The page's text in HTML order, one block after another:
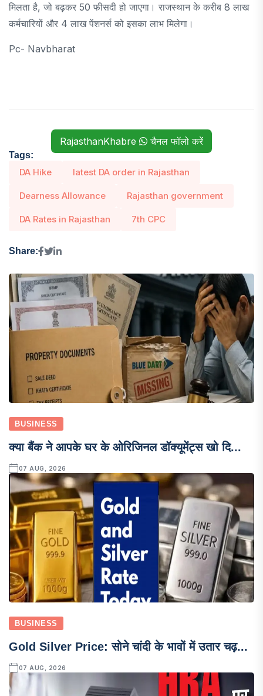
मिलता है, जो बढ़कर 50 फीसदी हो जाएगा। राजस्थान के करीब 8 लाख
कर्मचारियों और 4 लाख पेंशनर्स को इसका लाभ मिलेगा।
Pc- Navbharat
RajasthanKhabre चैनल फॉलो करें
Tags:
DA Hike latest DA order in Rajasthan
Dearness Allowance Rajasthan government
DA Rates in Rajasthan 7th CPC
Share:
BUSINESS
क्या बैंक ने आपके घर के ओरिजिनल डॉक्यूमेंट्स खो दि...
07 AUG, 2026
BUSINESS
Gold Silver Price: सोने चांदी के भावों में उतार चढ़...
07 AUG, 2026